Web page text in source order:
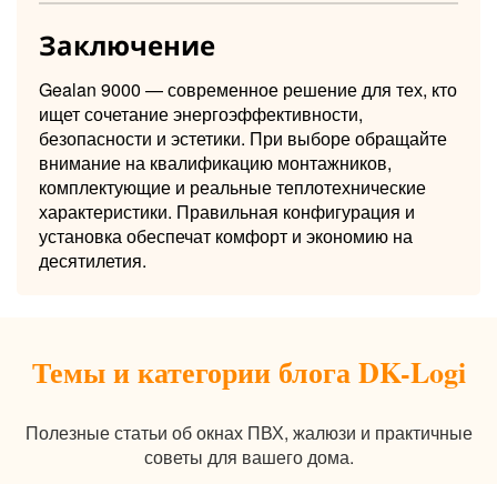
Заключение
Gealan 9000 — современное решение для тех, кто
ищет сочетание энергоэффективности,
безопасности и эстетики. При выборе обращайте
внимание на квалификацию монтажников,
комплектующие и реальные теплотехнические
характеристики. Правильная конфигурация и
установка обеспечат комфорт и экономию на
десятилетия.
Темы и категории блога DK-Logi
Полезные статьи об окнах ПВХ, жалюзи и практичные
советы для вашего дома.